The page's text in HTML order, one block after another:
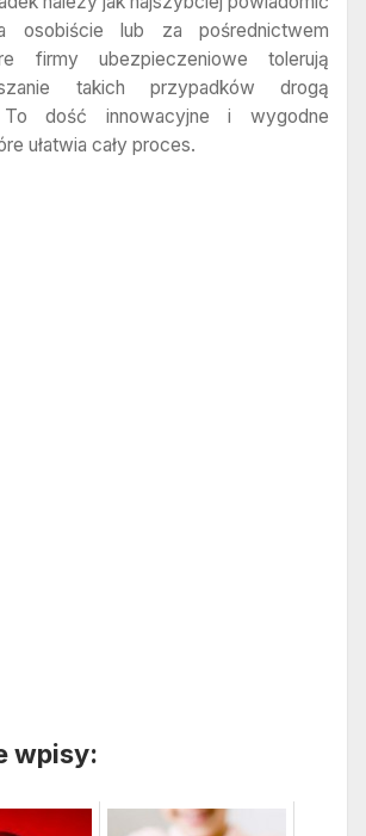
osobiście lub za pośrednictwem
firmy ubezpieczeniowe tolerują
takich przypadków drogą
To dość innowacyjne i wygodne
ułatwia cały proces.
wpisy: